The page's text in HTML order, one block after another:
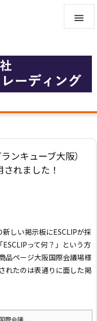

ンキューブ大阪）
れました！
しい掲示板にESCLIPが採
「ESCLIPって何？」という方
品ページ大阪国際会議場様
れたのは表通りに面した掲
際会議 ...